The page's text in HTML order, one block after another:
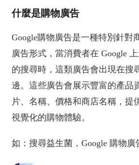
什麼是購物廣告
Google購物廣告是一種特別針對
廣告形式，當消費者在 Google
的搜尋時，這類廣告會出現在搜
邊。這些廣告會展示豐富的產品
片、名稱、價格和商店名稱，提
視覺化的購物體驗。
如：搜尋益生菌，Google 購物廣